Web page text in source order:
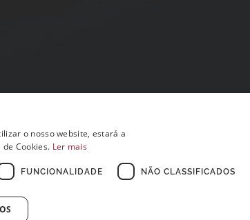
o nosso website, estará a
Cookies. Ler mais
FUNCIONALIDADE NÃO CLASSIFICADOS